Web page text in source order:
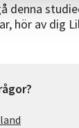
denna
hör av dig